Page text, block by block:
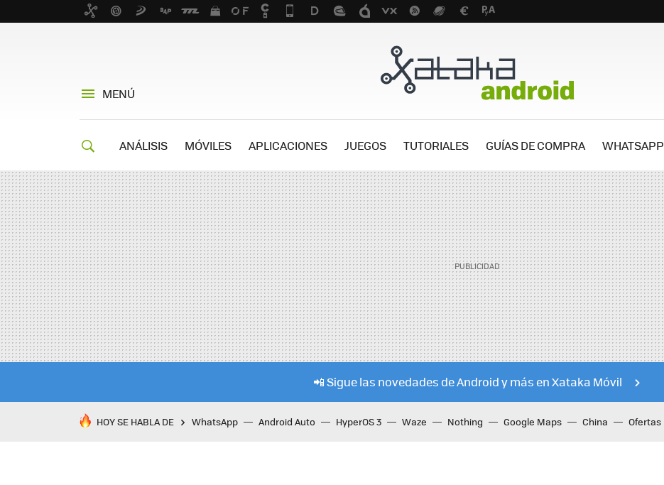
MENÚ
ANÁLISIS MÓVILES APLICACIONES JUEGOS TUTORIALES GUÍAS DE COMPRA WHATSAPP
📲 Sigue las novedades de Android y más en Xataka Móvil
HOY SE HABLA DE WhatsApp Android Auto HyperOS 3 Waze Nothing Google Maps China Ofertas